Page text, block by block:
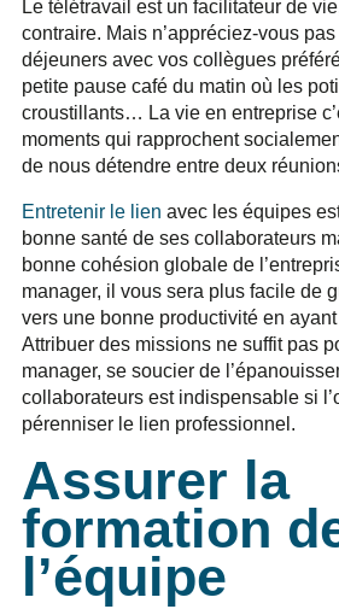
Le télétravail est un facilitateur de
contraire. Mais n’appréciez-vous
déjeuners avec vos collègues
petite pause café du matin où les
croustillants… La vie en entreprise
moments qui rapprochent
de nous détendre entre deux
Entretenir le lien avec les équipes
bonne santé de ses collaborateurs
bonne cohésion globale de
manager, il vous sera plus facile de
vers une bonne productivité en
Attribuer des missions ne suffit pas
manager, se soucier de
collaborateurs est indispensable si
pérenniser le lien professionnel.
Assurer la
formation
l’équipe